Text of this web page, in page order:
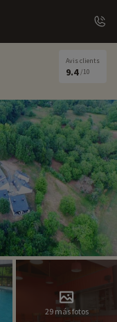
Avis clients
9.4 /10
29 más fotos